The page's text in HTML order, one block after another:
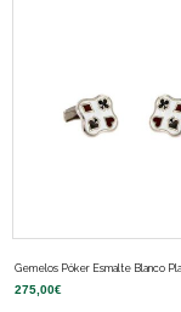
Gemelos Póker Esmalte Blanco
275,00€